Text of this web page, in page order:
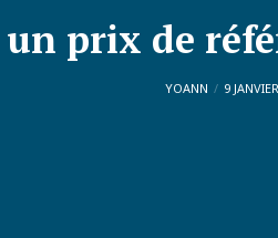
un prix de
YOANN 9